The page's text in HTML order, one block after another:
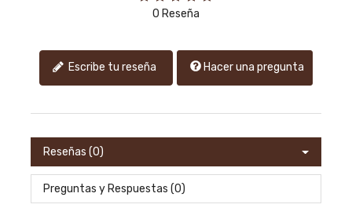
0 Reseña
Escribe tu reseña Hacer una pregunta
Reseñas (0)
Preguntas y Respuestas (0)